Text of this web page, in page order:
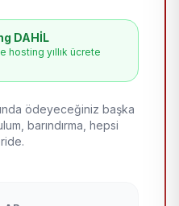
DAHİL
hosting yıllık ücrete
ödeyeceğiniz başka
barındırma, hepsi